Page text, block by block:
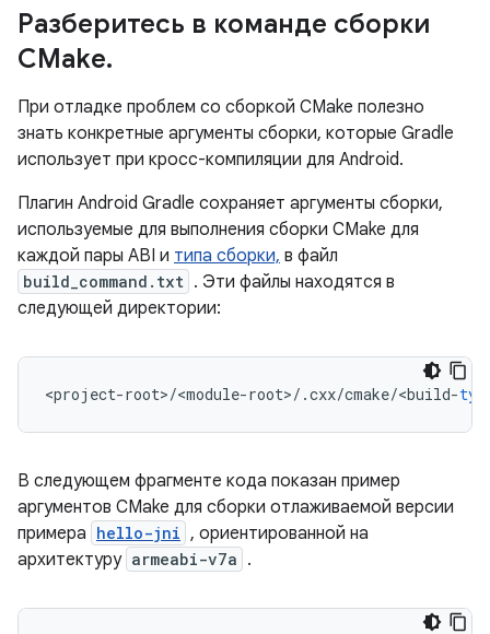
Разберитесь в команде сборки
CMake.
При отладке проблем со сборкой CMake полезно
знать конкретные аргументы сборки, которые Gradle
использует при кросс-компиляции для Android.
Плагин Android Gradle сохраняет аргументы сборки,
используемые для выполнения сборки CMake для
каждой пары ABI и типа сборки, в файл
build_command.txt . Эти файлы находятся в
следующей директории:
<project-root>/<module-root>/ .cxx/cmake/<build-
В следующем фрагменте кода показан пример
аргументов CMake для сборки отлаживаемой версии
примера hello-jni , ориентированной на
архитектуру armeabi-v7a .